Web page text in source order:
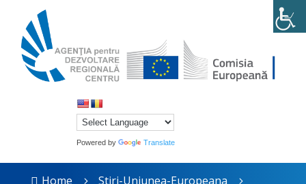
Powered by Translate
 Home 5 Stiri-Uniunea-Europeana 5